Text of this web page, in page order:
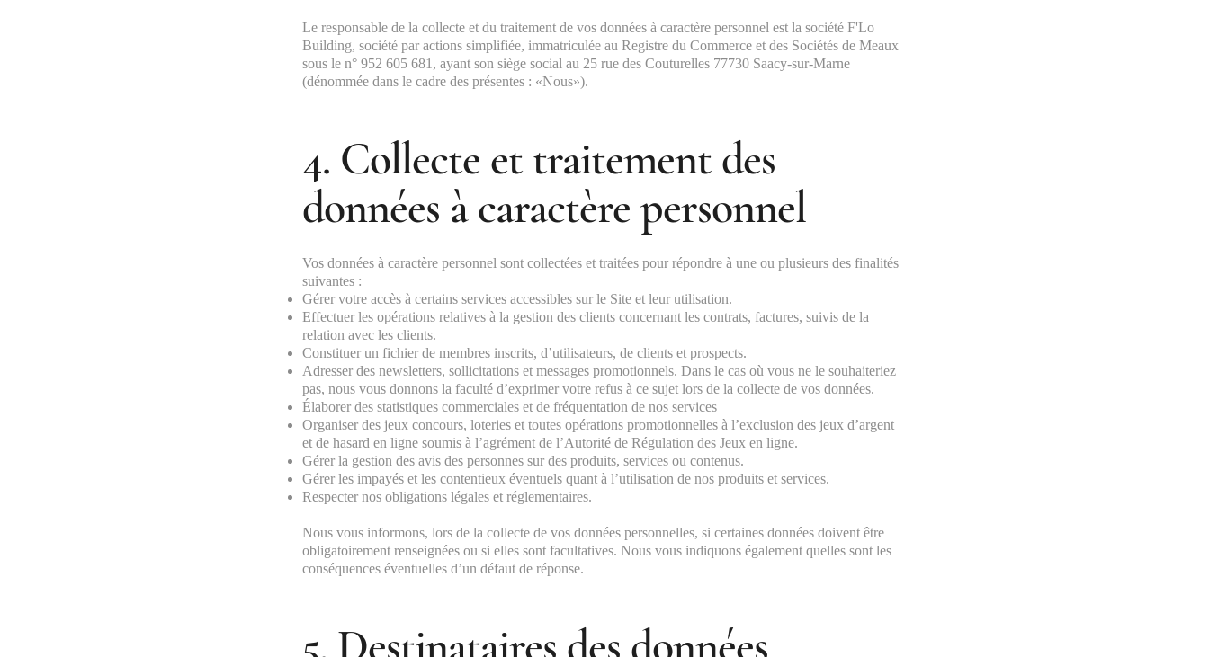
Le responsable de la collecte et du traitement de vos données à caractère personnel est la société F'Lo
Building, société par actions simplifiée, immatriculée au Registre du Commerce et des Sociétés de Meaux
sous le n° 952 605 681, ayant son siège social au 25 rue des Couturelles 77730 Saacy-sur-Marne
(dénommée dans le cadre des présentes : «Nous»).
4. Collecte et traitement des
données à caractère personnel
Vos données à caractère personnel sont collectées et traitées pour répondre à une ou plusieurs des finalités
suivantes :
Gérer votre accès à certains services accessibles sur le Site et leur utilisation.
Effectuer les opérations relatives à la gestion des clients concernant les contrats, factures, suivis de la
relation avec les clients.
Constituer un fichier de membres inscrits, d’utilisateurs, de clients et prospects.
Adresser des newsletters, sollicitations et messages promotionnels. Dans le cas où vous ne le souhaiteriez
pas, nous vous donnons la faculté d’exprimer votre refus à ce sujet lors de la collecte de vos données.
Élaborer des statistiques commerciales et de fréquentation de nos services
Organiser des jeux concours, loteries et toutes opérations promotionnelles à l’exclusion des jeux d’argent
et de hasard en ligne soumis à l’agrément de l’Autorité de Régulation des Jeux en ligne.
Gérer la gestion des avis des personnes sur des produits, services ou contenus.
Gérer les impayés et les contentieux éventuels quant à l’utilisation de nos produits et services.
Respecter nos obligations légales et réglementaires.
Nous vous informons, lors de la collecte de vos données personnelles, si certaines données doivent être
obligatoirement renseignées ou si elles sont facultatives. Nous vous indiquons également quelles sont les
conséquences éventuelles d’un défaut de réponse.